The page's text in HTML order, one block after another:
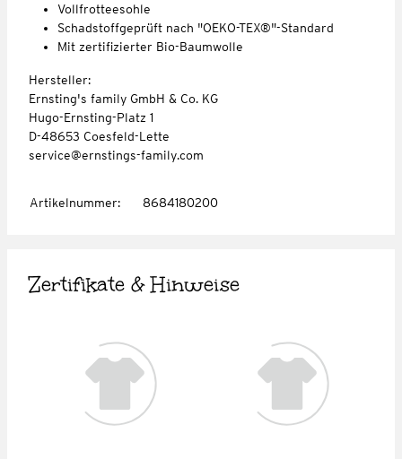
Vollfrotteesohle
Schadstoffgeprüft nach "OEKO-TEX®"-Standard
Mit zertifizierter Bio-Baumwolle
Hersteller:
Ernsting's family GmbH & Co. KG
Hugo-Ernsting-Platz 1
D-48653 Coesfeld-Lette
service@ernstings-family.com
Artikelnummer: 8684180200
Zertifikate & Hinweise